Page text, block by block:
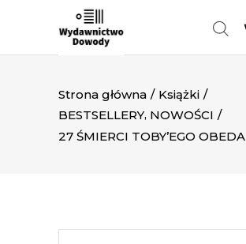
Strona główna / Książki /
BESTSELLERY, NOWOŚCI /
27 ŚMIERCI TOBY’EGO OBEDA